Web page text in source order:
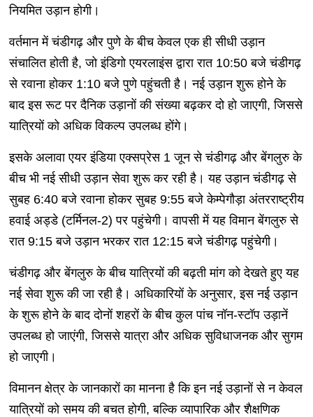
नियमित उड़ान होगी।
वर्तमान में चंडीगढ़ और पुणे के बीच केवल एक ही सीधी उड़ान
संचालित होती है, जो इंडिगो एयरलाइंस द्वारा रात 10:50 बजे चंडीगढ़
से रवाना होकर 1:10 बजे पुणे पहुंचती है। नई उड़ान शुरू होने के
बाद इस रूट पर दैनिक उड़ानों की संख्या बढ़कर दो हो जाएगी, जिससे
यात्रियों को अधिक विकल्प उपलब्ध होंगे।
इसके अलावा एयर इंडिया एक्सप्रेस 1 जून से चंडीगढ़ और बेंगलुरु के
बीच भी नई सीधी उड़ान सेवा शुरू कर रही है। यह उड़ान चंडीगढ़ से
सुबह 6:40 बजे रवाना होकर सुबह 9:55 बजे केम्पेगौड़ा अंतरराष्ट्रीय
हवाई अड्डे (टर्मिनल-2) पर पहुंचेगी। वापसी में यह विमान बेंगलुरु से
रात 9:15 बजे उड़ान भरकर रात 12:15 बजे चंडीगढ़ पहुंचेगी।
चंडीगढ़ और बेंगलुरु के बीच यात्रियों की बढ़ती मांग को देखते हुए यह
नई सेवा शुरू की जा रही है। अधिकारियों के अनुसार, इस नई उड़ान
के शुरू होने के बाद दोनों शहरों के बीच कुल पांच नॉन-स्टॉप उड़ानें
उपलब्ध हो जाएंगी, जिससे यात्रा और अधिक सुविधाजनक और सुगम
हो जाएगी।
विमानन क्षेत्र के जानकारों का मानना है कि इन नई उड़ानों से न केवल
यात्रियों को समय की बचत होगी, बल्कि व्यापारिक और शैक्षणिक